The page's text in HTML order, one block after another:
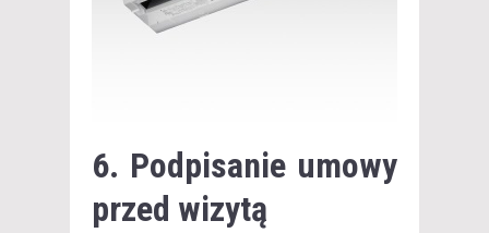
6. Podpisanie umowy
przed wizytą